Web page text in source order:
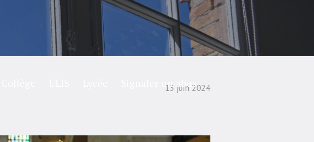
Signaler un abus
13 juin 2024